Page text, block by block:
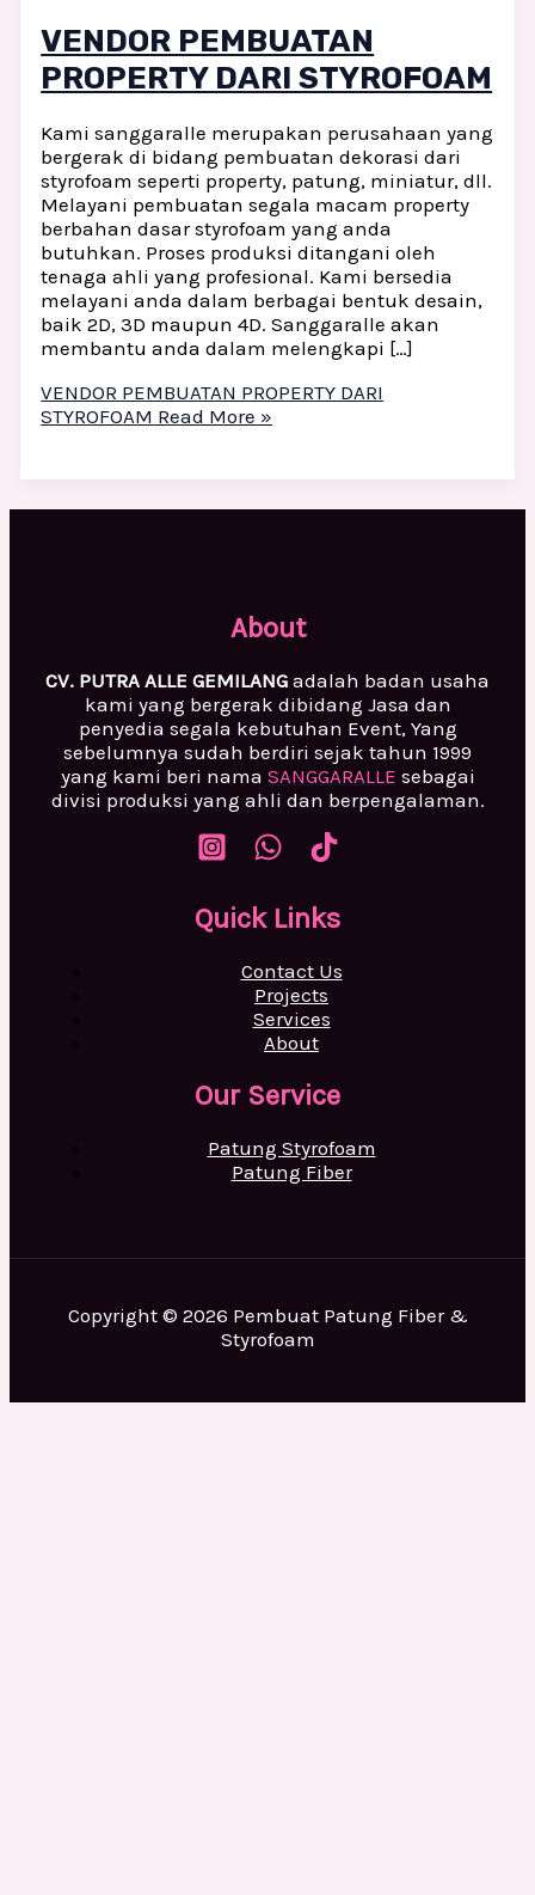
VENDOR PEMBUATAN
PROPERTY DARI STYROFOAM
Kami sanggaralle merupakan perusahaan yang
bergerak di bidang pembuatan dekorasi dari
styrofoam seperti property, patung, miniatur, dll.
Melayani pembuatan segala macam property
berbahan dasar styrofoam yang anda
butuhkan. Proses produksi ditangani oleh
tenaga ahli yang profesional. Kami bersedia
melayani anda dalam berbagai bentuk desain,
baik 2D, 3D maupun 4D. Sanggaralle akan
membantu anda dalam melengkapi […]
VENDOR PEMBUATAN PROPERTY DARI
STYROFOAM Read More »
About
CV. PUTRA ALLE GEMILANG adalah badan usaha
kami yang bergerak dibidang Jasa dan
penyedia segala kebutuhan Event, Yang
sebelumnya sudah berdiri sejak tahun 1999
yang kami beri nama SANGGARALLE sebagai
divisi produksi yang ahli dan berpengalaman.
Quick Links
Contact Us
Projects
Services
About
Our Service
Patung Styrofoam
Patung Fiber
Copyright © 2026 Pembuat Patung Fiber &
Styrofoam